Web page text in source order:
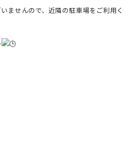
ませんので、近隣の駐車場をご利用く